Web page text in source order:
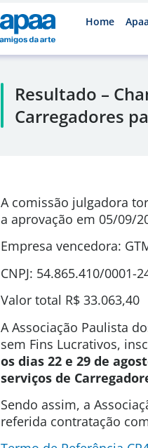
Home Apaa
Resultado –
Carregadores
A comissão julgadora
a aprovação em 05/09/
Empresa vencedora:
CNPJ: 54.865.410/0001-
Valor total R$ 33.063,40
A Associação Paulista
sem Fins Lucrativos,
os dias 22 e 29 de
serviços de
Sendo assim, a
referida contratação